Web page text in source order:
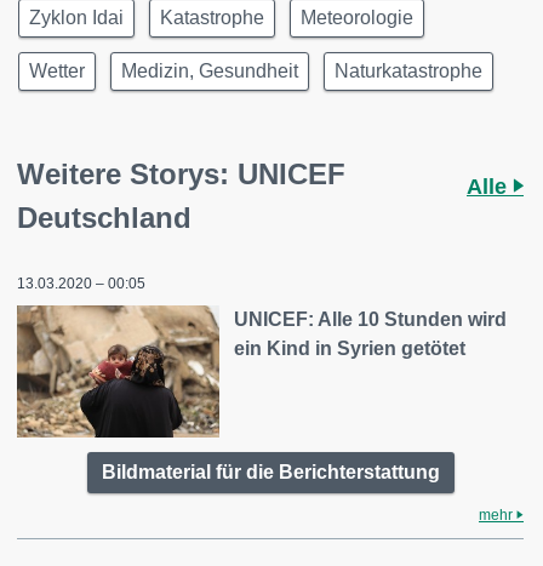
Zyklon Idai Katastrophe Meteorologie
Wetter Medizin, Gesundheit Naturkatastrophe
Weitere Storys: UNICEF
Deutschland
Alle
13.03.2020 – 00:05
UNICEF: Alle 10 Stunden wird
ein Kind in Syrien getötet
Bildmaterial für die Berichterstattung
mehr